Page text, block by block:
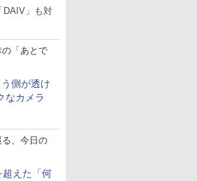
DAIV」も対
の「あとで
側が透け
なカメラ
、今日の
えた「何